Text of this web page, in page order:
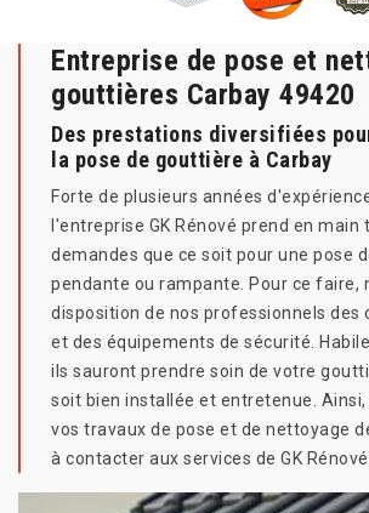
Entreprise de pose et
gouttières Carbay 49420
Des prestations diversifiées
la pose de gouttière à Carbay
Forte de plusieurs années
l'entreprise GK Rénové prend en
demandes que ce soit pour une pose
pendante ou rampante. Pour ce faire,
disposition de nos professionnels
et des équipements de sécurité.
ils sauront prendre soin de votre
soit bien installée et entretenue.
vos travaux de pose et de nettoyage
à contacter aux services de GK